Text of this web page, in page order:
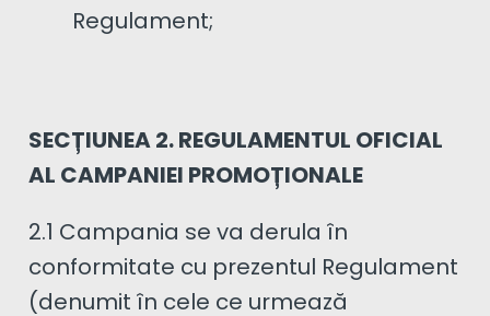
Regulament;
SECȚIUNEA 2. REGULAMENTUL OFICIAL
AL CAMPANIEI PROMOȚIONALE
2.1 Campania se va derula în
conformitate cu prezentul Regulament
(denumit în cele ce urmează